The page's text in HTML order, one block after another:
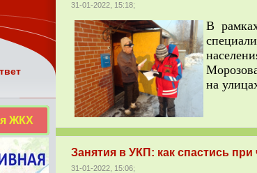
31-01-2022, 15:18;
В
на
Занятия в УКП: как спастись
31-01-2022, 15:06;
ЖКХ